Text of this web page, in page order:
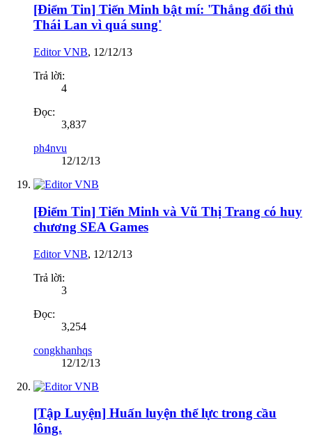
[Điểm Tin] Tiến Minh bật mí: 'Thắng đối thủ
Thái Lan vì quá sung'
Editor VNB, 12/12/13
Trả lời:
4
Đọc:
3,837
ph4nvu
12/12/13
[Điểm Tin] Tiến Minh và Vũ Thị Trang có huy
chương SEA Games
Editor VNB, 12/12/13
Trả lời:
3
Đọc:
3,254
congkhanhqs
12/12/13
[Tập Luyện] Huấn luyện thể lực trong cầu
lông.